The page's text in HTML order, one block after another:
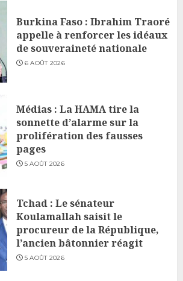
Burkina Faso : Ibrahim Traoré
appelle à renforcer les idéaux
de souveraineté nationale
6 AOÛT 2026
Médias : La HAMA tire la
sonnette d’alarme sur la
prolifération des fausses
pages
5 AOÛT 2026
Tchad : Le sénateur
Koulamallah saisit le
procureur de la République,
l’ancien bâtonnier réagit
5 AOÛT 2026